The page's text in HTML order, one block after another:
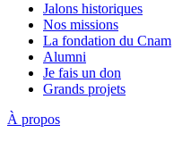
Jalons historiques
Nos missions
La fondation du Cnam
Alumni
Je fais un don
Grands projets
À propos